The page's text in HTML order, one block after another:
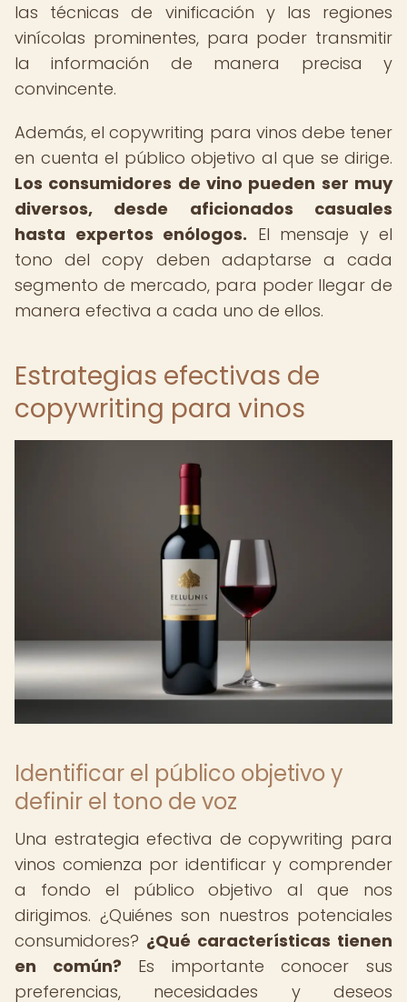
las técnicas de vinificación y las regiones
vinícolas prominentes, para poder transmitir
la información de manera precisa y
convincente.
Además, el copywriting para vinos debe tener
en cuenta el público objetivo al que se dirige.
Los consumidores de vino pueden ser muy
diversos, desde aficionados casuales
hasta expertos enólogos. El mensaje y el
tono del copy deben adaptarse a cada
segmento de mercado, para poder llegar de
manera efectiva a cada uno de ellos.
Estrategias efectivas de
copywriting para vinos
Identificar el público objetivo y
definir el tono de voz
Una estrategia efectiva de copywriting para
vinos comienza por identificar y comprender
a fondo el público objetivo al que nos
dirigimos. ¿Quiénes son nuestros potenciales
consumidores? ¿Qué características tienen
en común? Es importante conocer sus
preferencias, necesidades y deseos